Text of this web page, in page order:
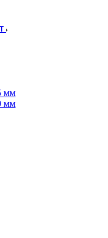
мм
мм